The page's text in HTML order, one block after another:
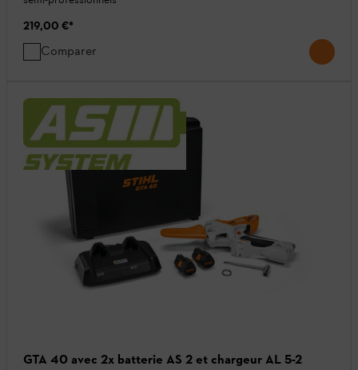
219,00 €*
Comparer
GTA 40 avec 2x batterie AS 2 et chargeur AL 5-2